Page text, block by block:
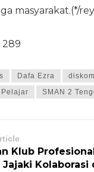
masyarakat.(*/
289
Dafa Ezra
Pelajar SMAN 2
Klub
Kolaborasi